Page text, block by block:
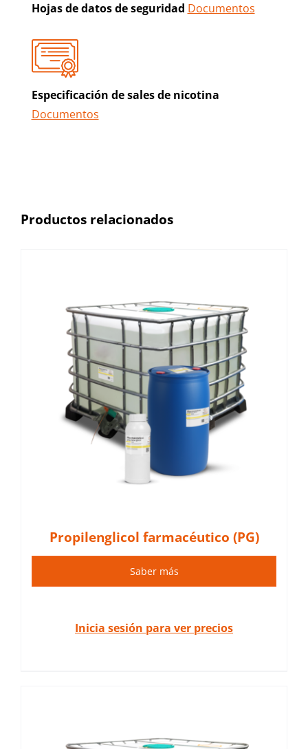
Hojas de datos de seguridad Documentos
Especificación de sales de nicotina
Documentos
Productos relacionados
Propilenglicol farmacéutico (PG)
Saber más
Inicia sesión para ver precios